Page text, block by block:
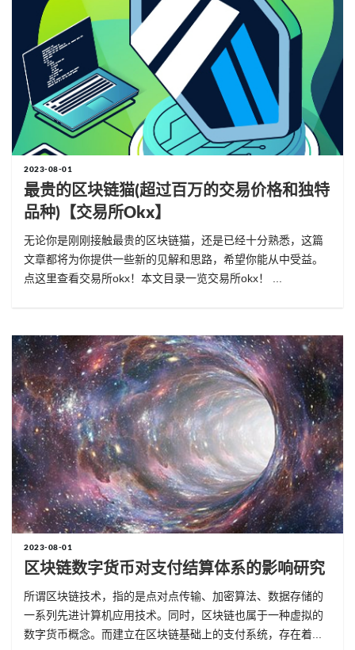
2023-08-01
最贵的区块链猫(超过百万的交易价格和独特
品种)【交易所okx】
无论你是刚刚接触最贵的区块链猫，还是已经十分熟悉，这篇
文章都将为你提供一些新的见解和思路，希望你能从中受益。
点这里查看交易所okx！本文目录一览交易所okx！ ...
2023-08-01
区块链数字货币对支付结算体系的影响研究
所谓区块链技术，指的是点对点传输、加密算法、数据存储的
一系列先进计算机应用技术。同时，区块链也属于一种虚拟的
数字货币概念。而建立在区块链基础上的支付系统，存在着...